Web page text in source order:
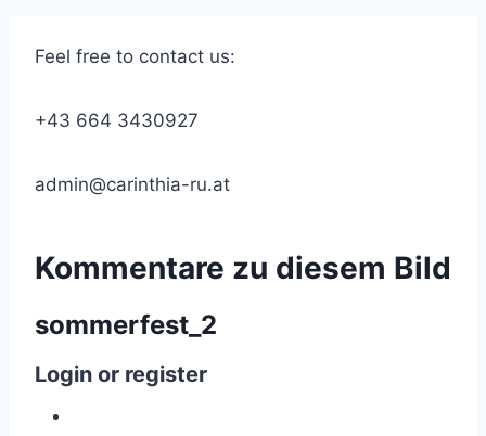
Feel free to contact us:
+43 664 3430927
admin@carinthia-ru.at
Kommentare zu diesem Bild
sommerfest_2
Login or register